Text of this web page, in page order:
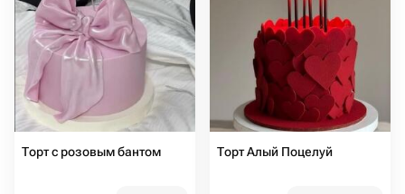
Торт с розовым бантом Торт Алый Поцелуй